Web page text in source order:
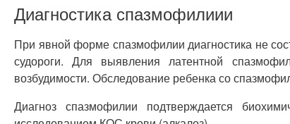
Диагностика спазмофилиии
При явной форме спазмофилии диагностика не
судороги. Для выявления латентной
возбудимости. Обследование ребенка со
Диагноз спазмофилии подтверждается